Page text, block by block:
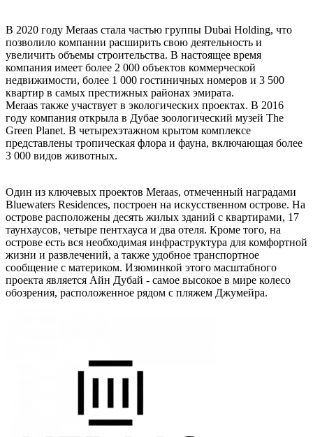
В 2020 году Meraas стала частью группы Dubai Holding, что
позволило компании расширить свою деятельность и
увеличить объемы строительства. В настоящее время
компания имеет более 2 000 объектов коммерческой
недвижимости, более 1 000 гостиничных номеров и 3 500
квартир в самых престижных районах эмирата.
Meraas также участвует в экологических проектах. В 2016
году компания открыла в Дубае зоологический музей The
Green Planet. В четырехэтажном крытом комплексе
представлены тропическая флора и фауна, включающая более
3 000 видов животных.
Один из ключевых проектов Meraas, отмеченный наградами
Bluewaters Residences, построен на искусственном острове. На
острове расположены десять жилых зданий с квартирами, 17
таунхаусов, четыре пентхауса и два отеля. Кроме того, на
острове есть вся необходимая инфраструктура для комфортной
жизни и развлечений, а также удобное транспортное
сообщение с материком. Изюминкой этого масштабного
проекта является Айн Дубай - самое высокое в мире колесо
обозрения, расположенное рядом с пляжем Джумейра.